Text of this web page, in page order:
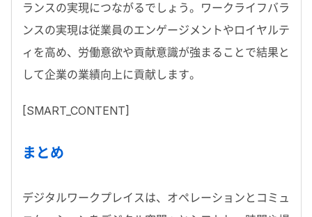
ランスの実現につながるでしょう。ワークライフバラ
ンスの実現は従業員のエンゲージメントやロイヤルテ
ィを高め、労働意欲や貢献意識が強まることで結果と
して企業の業績向上に貢献します。
[SMART_CONTENT]
まとめ
デジタルワークプレイスは、オペレーションとコミュ